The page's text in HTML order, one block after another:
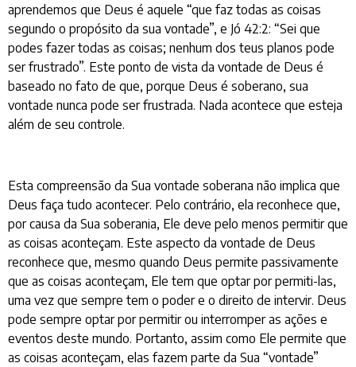
aprendemos que Deus é aquele “que faz todas as coisas
segundo o propósito da sua vontade”, e Jó 42:2: “Sei que
podes fazer todas as coisas; nenhum dos teus planos pode
ser frustrado”. Este ponto de vista da vontade de Deus é
baseado no fato de que, porque Deus é soberano, sua
vontade nunca pode ser frustrada. Nada acontece que esteja
além de seu controle.
Esta compreensão da Sua vontade soberana não implica que
Deus faça tudo acontecer. Pelo contrário, ela reconhece que,
por causa da Sua soberania, Ele deve pelo menos permitir que
as coisas aconteçam. Este aspecto da vontade de Deus
reconhece que, mesmo quando Deus permite passivamente
que as coisas aconteçam, Ele tem que optar por permiti-las,
uma vez que sempre tem o poder e o direito de intervir. Deus
pode sempre optar por permitir ou interromper as ações e
eventos deste mundo. Portanto, assim como Ele permite que
as coisas aconteçam, elas fazem parte da Sua “vontade”